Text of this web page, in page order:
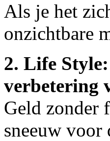
Als je het
onzichtbare
2. Life
verbetering
Geld zonder
sneeuw